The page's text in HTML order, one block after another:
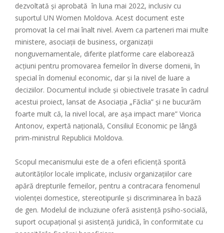
dezvoltată și aprobată în luna mai 2022, inclusiv cu
suportul UN Women Moldova. Acest document este
promovat la cel mai înalt nivel. Avem ca parteneri mai multe
ministere, asociații de business, organizații
nonguvernamentale, diferite platforme care elaborează
acțiuni pentru promovarea femeilor în diverse domenii, în
special în domeniul economic, dar și la nivel de luare a
deciziilor. Documentul include și obiectivele trasate în cadrul
acestui proiect, lansat de Asociația „Făclia” și ne bucurăm
foarte mult că, la nivel local, are așa impact mare” Viorica
Antonov, expertă națională, Consiliul Economic pe lângă
prim-ministrul Republicii Moldova.
Scopul mecanismului este de a oferi eficiență sporită
autorităților locale implicate, inclusiv organizațiilor care
apără drepturile femeilor, pentru a contracara fenomenul
violenței domestice, stereotipurile și discriminarea în bază
de gen. Modelul de incluziune oferă asistență psiho-socială,
suport ocupațional și asistență juridică, în conformitate cu